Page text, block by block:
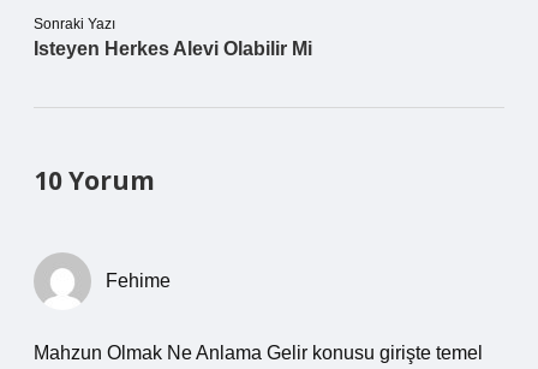
Sonraki Yazı
Isteyen Herkes Alevi Olabilir Mi
10 Yorum
Fehime
Mahzun Olmak Ne Anlama Gelir konusu girişte temel